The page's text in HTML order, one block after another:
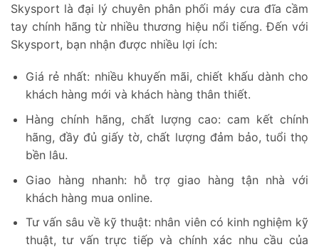
Skysport là đại lý chuyên phân phối máy cưa đĩa cầm
tay chính hãng từ nhiều thương hiệu nổi tiếng. Đến với
Skysport, bạn nhận được nhiều lợi ích:
Giá rẻ nhất: nhiều khuyến mãi, chiết khấu dành cho
khách hàng mới và khách hàng thân thiết.
Hàng chính hãng, chất lượng cao: cam kết chính
hãng, đầy đủ giấy tờ, chất lượng đảm bảo, tuổi thọ
bền lâu.
Giao hàng nhanh: hỗ trợ giao hàng tận nhà với
khách hàng mua online.
Tư vấn sâu về kỹ thuật: nhân viên có kinh nghiệm kỹ
thuật, tư vấn trực tiếp và chính xác nhu cầu của